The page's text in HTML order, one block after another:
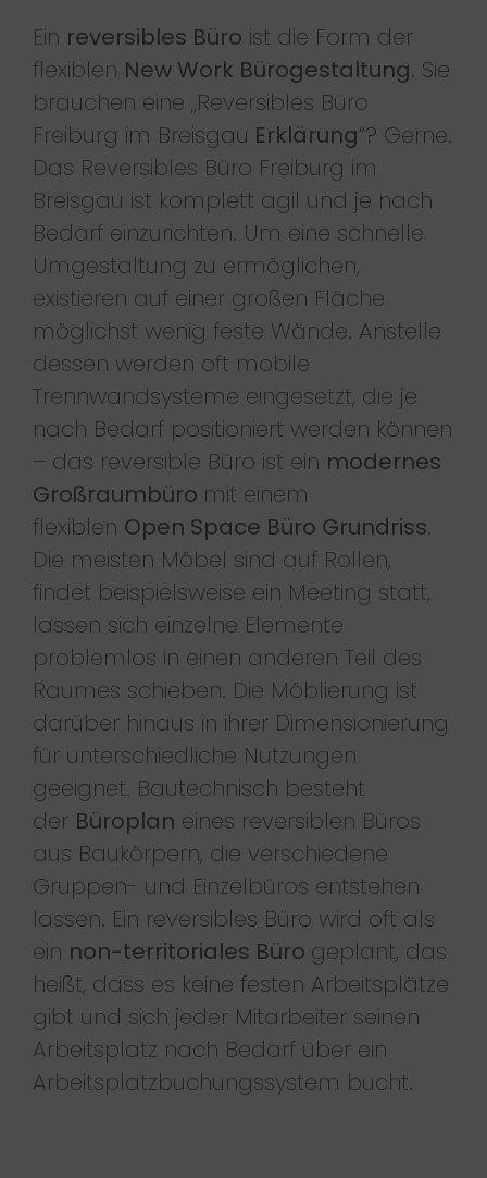
Ein reversibles Büro ist die Form der
flexiblen New Work Bürogestaltung. Sie
brauchen eine „Reversibles Büro
Freiburg im Breisgau Erklärung“? Gerne.
Das Reversibles Büro Freiburg im
Breisgau ist komplett agil und je nach
Bedarf einzurichten. Um eine schnelle
Umgestaltung zu ermöglichen,
existieren auf einer großen Fläche
möglichst wenig feste Wände. Anstelle
dessen werden oft mobile
Trennwandsysteme eingesetzt, die je
nach Bedarf positioniert werden können
– das reversible Büro ist ein modernes
Großraumbüro mit einem
flexiblen Open Space Büro Grundriss.
Die meisten Möbel sind auf Rollen,
findet beispielsweise ein Meeting statt,
lassen sich einzelne Elemente
problemlos in einen anderen Teil des
Raumes schieben. Die Möblierung ist
darüber hinaus in ihrer Dimensionierung
für unterschiedliche Nutzungen
geeignet. Bautechnisch besteht
der Büroplan eines reversiblen Büros
aus Baukörpern, die verschiedene
Gruppen- und Einzelbüros entstehen
lassen. Ein reversibles Büro wird oft als
ein non-territoriales Büro geplant, das
heißt, dass es keine festen Arbeitsplätze
gibt und sich jeder Mitarbeiter seinen
Arbeitsplatz nach Bedarf über ein
Arbeitsplatzbuchungssystem bucht.